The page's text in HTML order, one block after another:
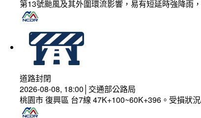
第13號颱風及其外圍環流影響，易有短延時強降雨
道路封閉
2026-08-08, 18:00│交通部公路局
桃園市 復興區 台7線 47K+100~60K+396。受損狀